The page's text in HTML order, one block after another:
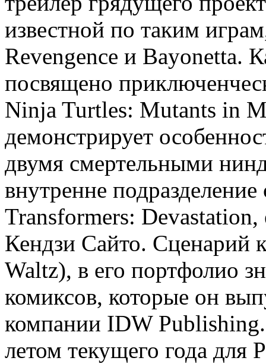
известной по таким
Revengence и Bayonetta.
посвящено
Ninja Turtles: Mutants in
демонстрирует
двумя смертельными
внутренне
Transformers: Devastation,
Кендзи Сайто. Сценарий
Waltz), в его портфолио
комиксов, которые он
компании IDW
летом текущего года для